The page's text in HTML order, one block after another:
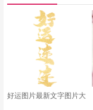
好运图片最新文字图片大